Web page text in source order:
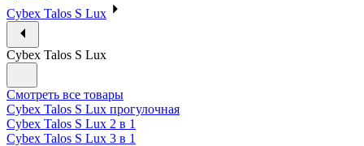
Cybex Talos S Lux
Cybex Talos S Lux
Смотреть все товары
Cybex Talos S Lux прогулочная
Cybex Talos S Lux 2 в 1
Cybex Talos S Lux 3 в 1